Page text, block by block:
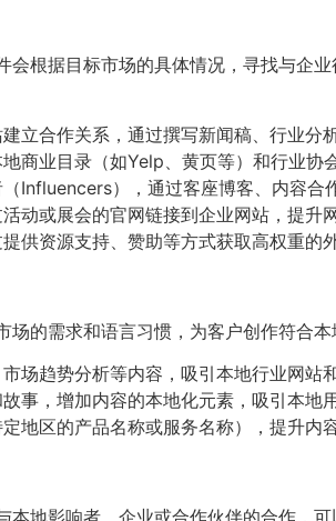
根据目标市场的具体情况，寻找与企
立合作关系，通过撰写新闻稿、行业分
商业目录（如Yelp、黄页等）和行业协
Influencers），通过客座博客、内容合
动或展会的官网链接到企业网站，提升
供资源支持、赞助等方式获取高权重的外
的需求和语言习惯，为客户创作符合
场趋势分析等内容，吸引本地行业网站
事，增加内容的本地化元素，吸引本地
地区的产品名称或服务名称），提升内